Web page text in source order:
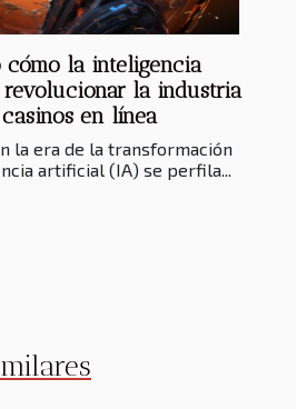
cómo la inteligencia
la industria
en línea
la era de la transformación
artificial (IA) se perfila...